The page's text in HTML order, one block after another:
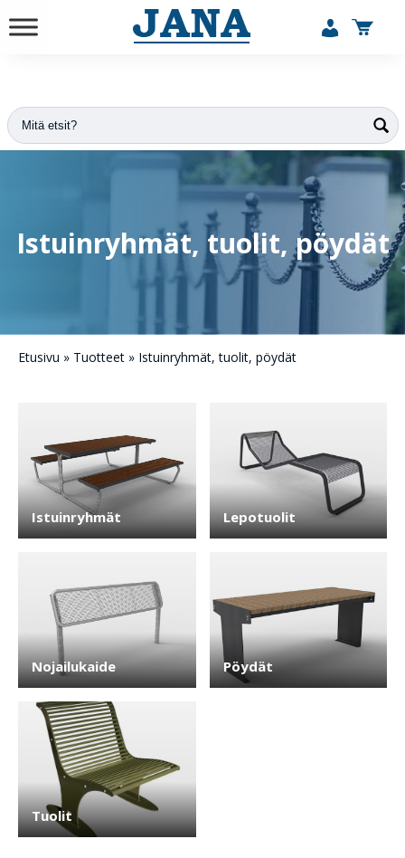
Istuinryhmät, tuolit, pöydät
Etusivu » Tuotteet » Istuinryhmät, tuolit, pöydät
Istuinryhmät Lepotuolit
Nojailukaide Pöydät
Tuolit